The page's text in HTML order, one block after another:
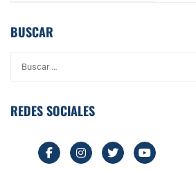
BUSCAR
REDES SOCIALES